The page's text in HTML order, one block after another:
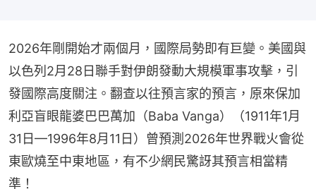
2026年剛開始才兩個月，國際局勢即有巨變。美國與
以色列2月28日聯手對伊朗發動大規模軍事攻擊，引
發國際高度關注。翻查以往預言家的預言，原來保加
利亞盲眼龍婆巴巴萬加（Baba Vanga）（1911年1月
31日—1996年8月11日）曾預測2026年世界戰火會從
東歐燒至中東地區，有不少網民驚訝其預言相當精
準！